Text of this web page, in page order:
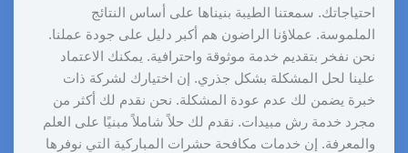
احتياجاتك. سمعتنا الطيبة بنيناها على أساس النتائج
الملموسة. عملاؤنا الراضون هم أكبر دليل على جودة عملنا.
نحن نفخر بتقديم خدمة موثوقة واحترافية. يمكنك الاعتماد
علينا لحل المشكلة بشكل جذري. إن اختيارك لشركة ذات
خبرة يضمن لك عدم عودة المشكلة. نحن نقدم لك أكثر من
مجرد خدمة رش مبيدات. نقدم لك حلاً شاملاً مبنيًا على العلم
والمعرفة. إن خدمات مكافحة حشرات المباركية التي نوفرها